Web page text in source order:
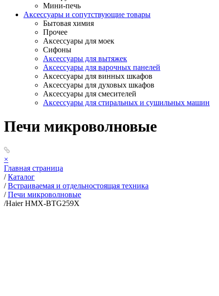
Мини-печь
Аксессуары и сопутствующие товары
Бытовая химия
Прочее
Аксессуары для моек
Сифоны
Аксессуары для вытяжек
Аксессуары для варочных панелей
Аксессуары для винных шкафов
Аксессуары для духовых шкафов
Аксессуары для смесителей
Аксессуары для стиральных и сушильных машин
Печи микроволновые
×
Главная страница
/ Каталог
/ Встраиваемая и отдельностоящая техника
/ Печи микроволновые
/Haier HMX-BTG259X